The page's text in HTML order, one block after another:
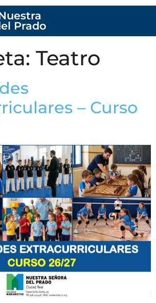
Prado
Teatro
– Curso